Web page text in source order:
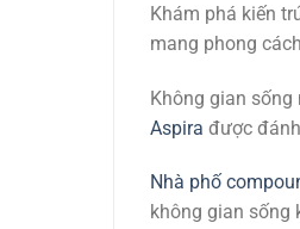
Khám phá kiến
mang phong
Không gian sống
Aspira được
Nhà phố
không gian sống